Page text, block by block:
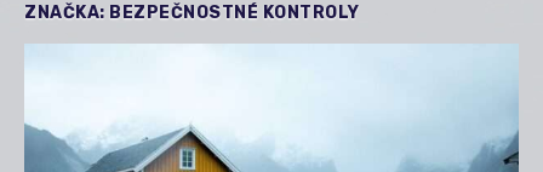
ZNAČKA: BEZPEČNOSTNÉ KONTROLY